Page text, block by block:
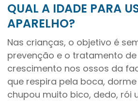
QUAL A IDADE PARA
APARELHO?
Nas crianças, o objetivo é
prevenção e o tratamento
crescimento nos ossos da
que respira pela boca,
chupou muito bico, dedo, rói